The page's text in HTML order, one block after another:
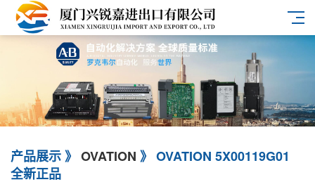
产品展示 》 OVATION 》 OVATION 5X00119G01
全新正品